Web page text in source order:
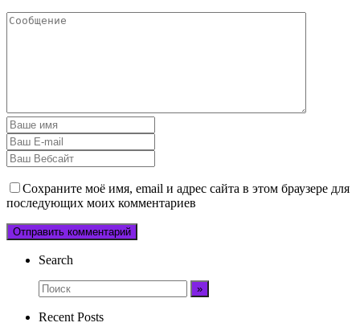
Сохраните моё имя, email и адрес сайта в этом браузере для
последующих моих комментариев
Search
Recent Posts